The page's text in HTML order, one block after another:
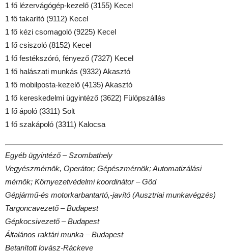
1 fő lézervágógép-kezelő (3155) Kecel
1 fő takarító (9112) Kecel
1 fő kézi csomagoló (9225) Kecel
1 fő csiszoló (8152) Kecel
1 fő festékszóró, fényező (7327) Kecel
1 fő halászati munkás (9332) Akasztó
1 fő mobilposta-kezelő (4135) Akasztó
1 fő kereskedelmi ügyintéző (3622) Fülöpszállás
1 fő ápoló (3311) Solt
1 fő szakápoló (3311) Kalocsa
Egyéb ügyintéző – Szombathely
Vegyészmérnök, Operátor; Gépészmérnök; Automatizálási
mérnök; Környezetvédelmi koordinátor – Göd
Gépjármű-és motorkarbantartó,-javító (Ausztriai munkavégzés)
Targoncavezető – Budapest
Gépkocsivezető – Budapest
Általános raktári munka – Budapest
Betanított lovász-Ráckeve